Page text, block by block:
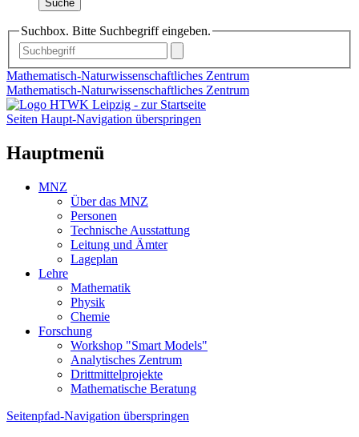
Suche
Suchbox. Bitte Suchbegriff eingeben.
Mathematisch-Naturwissenschaftliches Zentrum
Mathematisch-Naturwissenschaftliches Zentrum
Seiten Haupt-Navigation überspringen
Hauptmenü
MNZ
Über das MNZ
Personen
Technische Ausstattung
Leitung und Ämter
Lageplan
Lehre
Mathematik
Physik
Chemie
Forschung
Workshop "Smart Models"
Analytisches Zentrum
Drittmittelprojekte
Mathematische Beratung
Seitenpfad-Navigation überspringen